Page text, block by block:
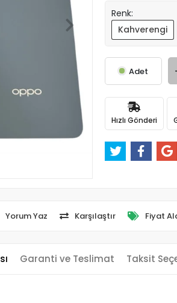
Renk:
Kahverengi
Adet
Hızlı Gönderi
Yorum Yaz Karşılaştır Fiyat
Garanti ve Teslimat Taksit